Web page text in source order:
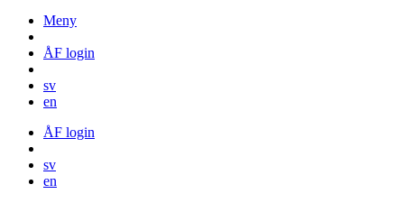
Meny
ÅF login
sv
en
ÅF login
sv
en